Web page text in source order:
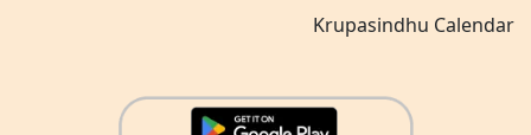
Krupasindhu Calendar